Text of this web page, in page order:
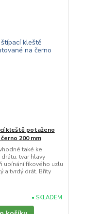
kleště potaženo
200 mm
také ke
tvar hlavy
upínání fíkového uzlu
a tvrdý drát. Břity
• SKLADEM